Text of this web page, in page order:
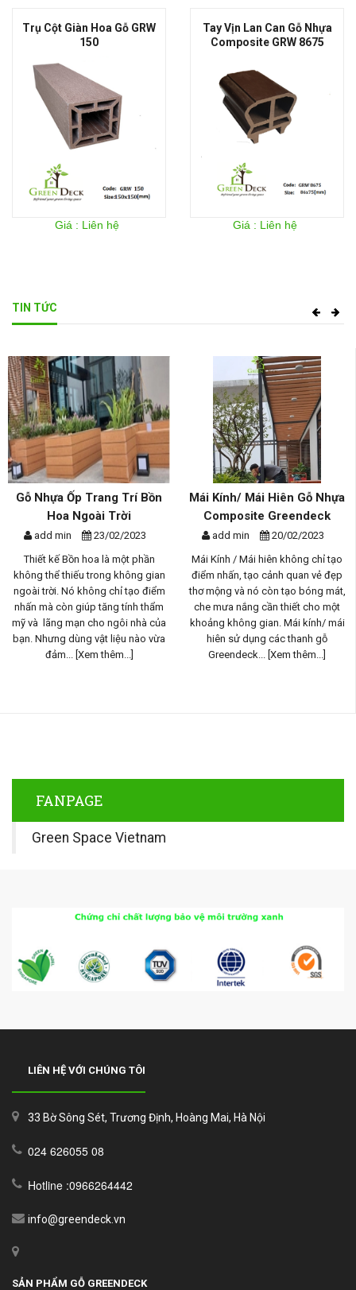
Tay Vịn Lan Can Gỗ Nhựa
Composite GRW 8675
Giá : Liên hệ
Thanh Lan Can Gỗ GRW 4132
Giá : Liên hệ
TIN TỨC
Mái Kính/ Mái Hiên Gỗ Nhựa
Composite Greendeck
add min
20/02/2023
Mái Kính / Mái hiên không chỉ tạo
điểm nhấn, tạo cảnh quan vẻ đẹp
thơ mộng và nó còn tạo bóng mát,
che mưa nắng cần thiết cho một
khoảng không gian. Mái kính/ mái
hiên sử dụng các thanh gỗ
Greendeck...[Xem thêm...]
Giàn Hoa Gỗ Nhựa Ngoài
Trời Composite - Phương
Th...
add min
17/02/2023
Giàn hoa gỗ nhựa ngoài trời là
phần quan trọng trong thiết kế
không gian sống ngoài trời, nó
không chỉ tạo điểm nhấn và
lại vẻ đẹp tự nhiên tuyệt vời mà
là không gian bóng mát cho...
FANPAGE
Green Space Vietnam
LIÊN HỆ VỚI CHÚNG TÔI
33 Bờ Sông Sét, Trương Định, Hoàng Mai, Hà Nội
024 626055 08
Hotline :0966264442
info@greendeck.vn
SẢN PHẨM GỖ GREENDECK